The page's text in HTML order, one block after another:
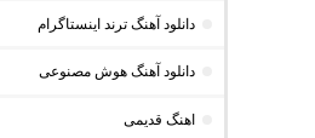
دانلود آهنگ ترند اینستاگرام
دانلود آهنگ هوش مصنوعی
اهنگ قدیمی